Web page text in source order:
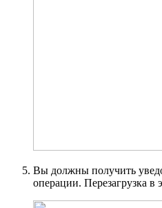
Вы должны получить
операции. Перезагрузка в